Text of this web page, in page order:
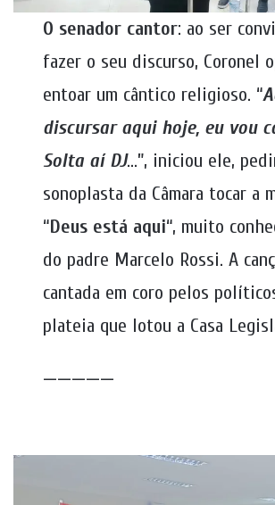
O senador cantor: ao ser
fazer o seu discurso, Coronel
entoar um cântico religioso. “
discursar aqui hoje, eu vou
Solta aí DJ…”, iniciou ele,
sonoplasta da Câmara tocar a
“Deus está aqui“, muito
do padre Marcelo Rossi. A
cantada em coro pelos
plateia que lotou a Casa
—————